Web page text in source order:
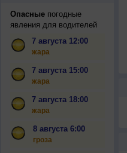
Опасныепогодные
явления для водителей
7 августа 12:00
жара
7 августа 15:00
жара
7 августа 18:00
жара
8 августа 6:00
гроза